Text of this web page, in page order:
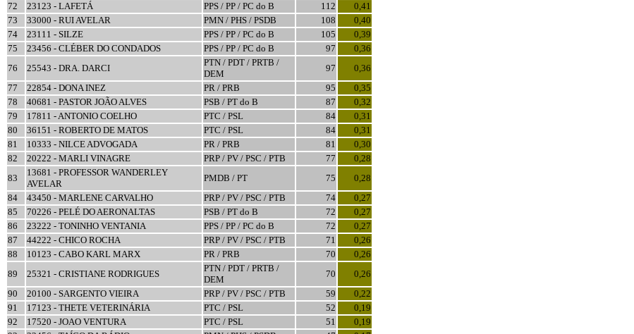
72
23123 - LAFETÁ PPS / PP / PC do B 112
0,41
73
33000 - RUI AVELAR PMN / PHS / PSDB 108
0,40
74
23111 - SILZE PPS / PP / PC do B 105
0,39
75
23456 - CLÉBER DO CONDADOS PPS / PP / PC do B 97
0,36
76
25543 - DRA. DARCI
PTN / PDT / PRTB /
DEM
97
0,36
77
22854 - DONA INEZ PR / PRB 95
0,35
78
40681 - PASTOR JOÃO ALVES PSB / PT do B 87
0,32
79
17811 - ANTONIO COELHO PTC / PSL 84
0,31
80
36151 - ROBERTO DE MATOS PTC / PSL 84
0,31
81
10333 - NILCE ADVOGADA PR / PRB 81
0,30
82
20222 - MARLI VINAGRE PRP / PV / PSC / PTB 77
0,28
83
13681 - PROFESSOR WANDERLEY
AVELAR
PMDB / PT 75
0,28
84
43450 - MARLENE CARVALHO PRP / PV / PSC / PTB 74
0,27
85
70226 - PELÉ DO AERONALTAS PSB / PT do B 72
0,27
86
23222 - TONINHO VENTANIA PPS / PP / PC do B 72
0,27
87
44222 - CHICO ROCHA PRP / PV / PSC / PTB 71
0,26
88
10123 - CABO KARL MARX PR / PRB 70
0,26
89
25321 - CRISTIANE RODRIGUES
PTN / PDT / PRTB /
DEM
70
0,26
90
20100 - SARGENTO VIEIRA PRP / PV / PSC / PTB 59
0,22
91
17123 - THETE VETERINÁRIA PTC / PSL 52
0,19
92
17520 - JOAO VENTURA PTC / PSL 51
0,19